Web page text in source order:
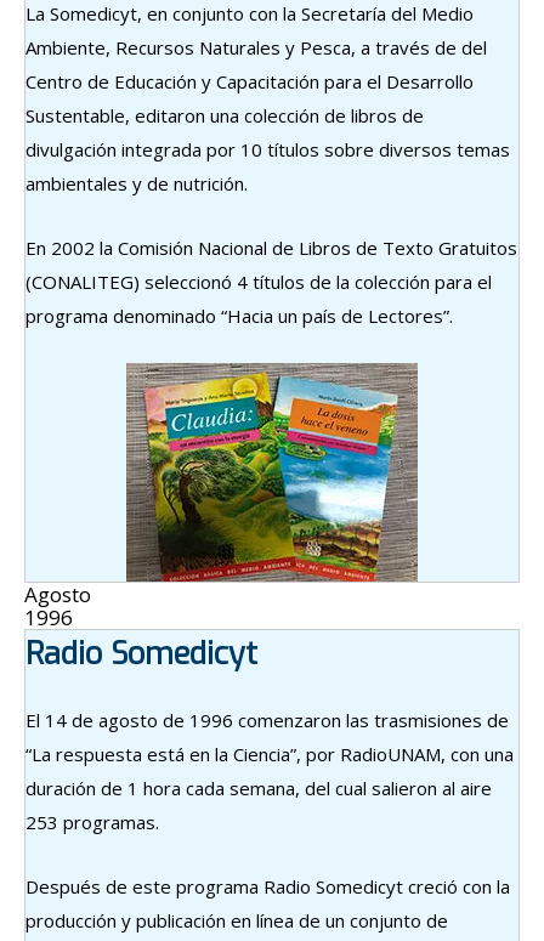
La Somedicyt, en conjunto con la Secretaría del Medio
Ambiente, Recursos Naturales y Pesca, a través de del
Centro de Educación y Capacitación para el Desarrollo
Sustentable, editaron una colección de libros de
divulgación integrada por 10 títulos sobre diversos temas
ambientales y de nutrición.
En 2002 la Comisión Nacional de Libros de Texto Gratuitos
(CONALITEG) seleccionó 4 títulos de la colección para el
programa denominado “Hacia un país de Lectores”.
Agosto
1996
Radio Somedicyt
El 14 de agosto de 1996 comenzaron las trasmisiones de
“La respuesta está en la Ciencia”, por RadioUNAM, con una
duración de 1 hora cada semana, del cual salieron al aire
253 programas.
Después de este programa Radio Somedicyt creció con la
producción y publicación en línea de un conjunto de